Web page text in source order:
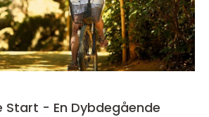
Start - En Dybdegående